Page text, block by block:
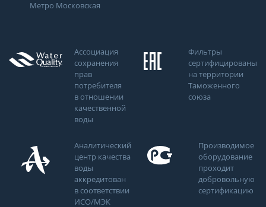
Метро Московская
Ассоциация
сохранения
прав
потребителя
в отношении
качественной
воды
Фильтры
сертифицированы
на территории
Таможенного
союза
Аналитический
центр качества
воды
аккредитован
в соответствии
ИСО/МЭК
Производимое
оборудование
проходит
добровольную
сертификацию